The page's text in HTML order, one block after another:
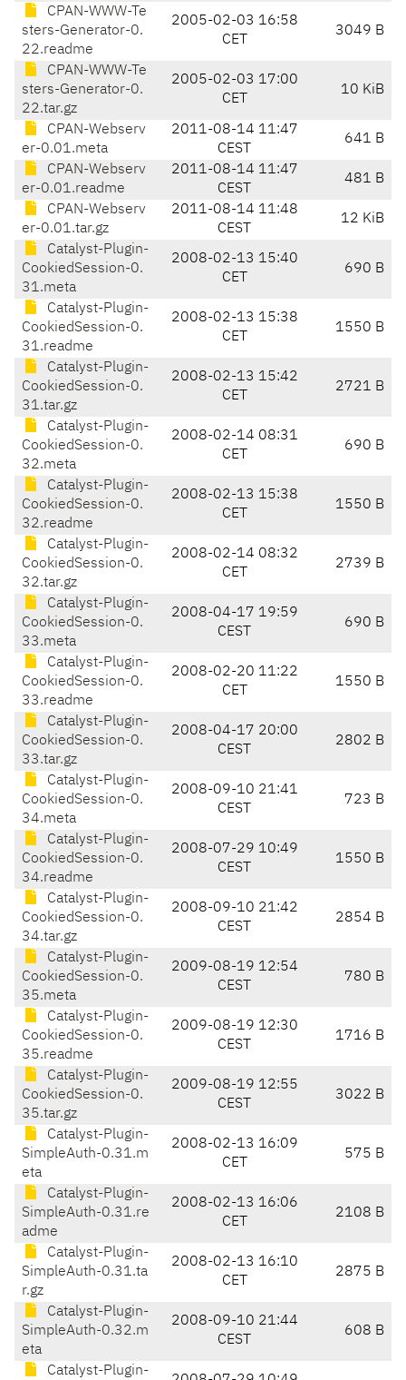
CPAN-WWW-Te
sters-Generator-0.
22.readme
2005-02-03 16:58
CET
3049 B
CPAN-WWW-Te
sters-Generator-0.
22.tar.gz
2005-02-03 17:00
CET
10 KiB
CPAN-Webserv
er-0.01.meta
2011-08-14 11:47
CEST
641 B
CPAN-Webserv
er-0.01.readme
2011-08-14 11:47
CEST
481 B
CPAN-Webserv
er-0.01.tar.gz
2011-08-14 11:48
CEST
12 KiB
Catalyst-Plugin-
CookiedSession-0.
31.meta
2008-02-13 15:40
CET
690 B
Catalyst-Plugin-
CookiedSession-0.
31.readme
2008-02-13 15:38
CET
1550 B
Catalyst-Plugin-
CookiedSession-0.
31.tar.gz
2008-02-13 15:42
CET
2721 B
Catalyst-Plugin-
CookiedSession-0.
32.meta
2008-02-14 08:31
CET
690 B
Catalyst-Plugin-
CookiedSession-0.
32.readme
2008-02-13 15:38
CET
1550 B
Catalyst-Plugin-
CookiedSession-0.
32.tar.gz
2008-02-14 08:32
CET
2739 B
Catalyst-Plugin-
CookiedSession-0.
33.meta
2008-04-17 19:59
CEST
690 B
Catalyst-Plugin-
CookiedSession-0.
33.readme
2008-02-20 11:22
CET
1550 B
Catalyst-Plugin-
CookiedSession-0.
33.tar.gz
2008-04-17 20:00
CEST
2802 B
Catalyst-Plugin-
CookiedSession-0.
34.meta
2008-09-10 21:41
CEST
723 B
Catalyst-Plugin-
CookiedSession-0.
34.readme
2008-07-29 10:49
CEST
1550 B
Catalyst-Plugin-
CookiedSession-0.
34.tar.gz
2008-09-10 21:42
CEST
2854 B
Catalyst-Plugin-
CookiedSession-0.
35.meta
2009-08-19 12:54
CEST
780 B
Catalyst-Plugin-
CookiedSession-0.
35.readme
2009-08-19 12:30
CEST
1716 B
Catalyst-Plugin-
CookiedSession-0.
35.tar.gz
2009-08-19 12:55
CEST
3022 B
Catalyst-Plugin-
SimpleAuth-0.31.m
eta
2008-02-13 16:09
CET
575 B
Catalyst-Plugin-
SimpleAuth-0.31.re
adme
2008-02-13 16:06
CET
2108 B
Catalyst-Plugin-
SimpleAuth-0.31.ta
r.gz
2008-02-13 16:10
CET
2875 B
Catalyst-Plugin-
SimpleAuth-0.32.m
eta
2008-09-10 21:44
CEST
608 B
Catalyst-Plugin-